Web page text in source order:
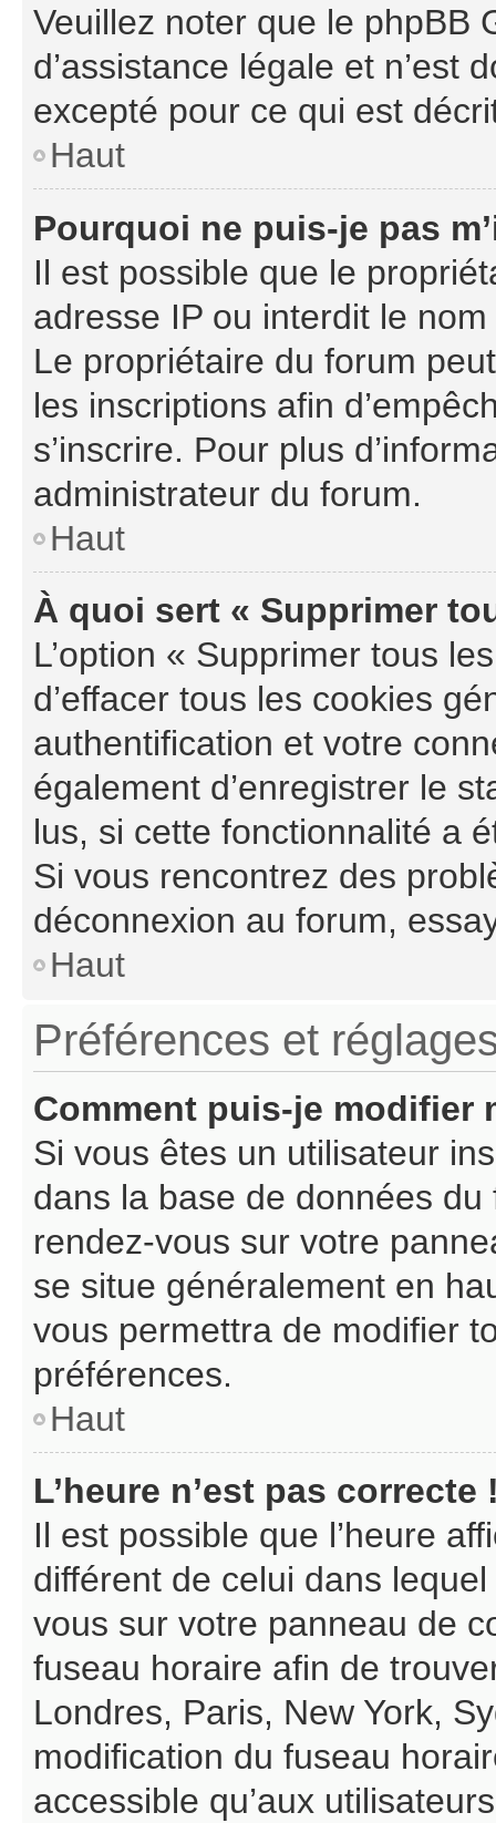
Veuillez noter que le phpBB
d’assistance légale et n’est
excepté pour ce qui est
Haut
Pourquoi ne puis-je pas
Il est possible que le
adresse IP ou interdit le
Le propriétaire du forum
les inscriptions afin
s’inscrire. Pour plus
administrateur du forum.
Haut
À quoi sert « Supprimer
L’option « Supprimer tous
d’effacer tous les cookies
authentification et votre
également d’enregistrer le
lus, si cette fonctionnalité a
Si vous rencontrez des
déconnexion au forum,
Haut
Préférences et
Comment puis-je modifier
Si vous êtes un utilisateur
dans la base de données
rendez-vous sur votre
se situe généralement en
vous permettra de modifier
préférences.
Haut
L’heure n’est pas correcte
Il est possible que l’heure
différent de celui dans
vous sur votre panneau de
fuseau horaire afin de
Londres, Paris, New York,
modification du fuseau
accessible qu’aux